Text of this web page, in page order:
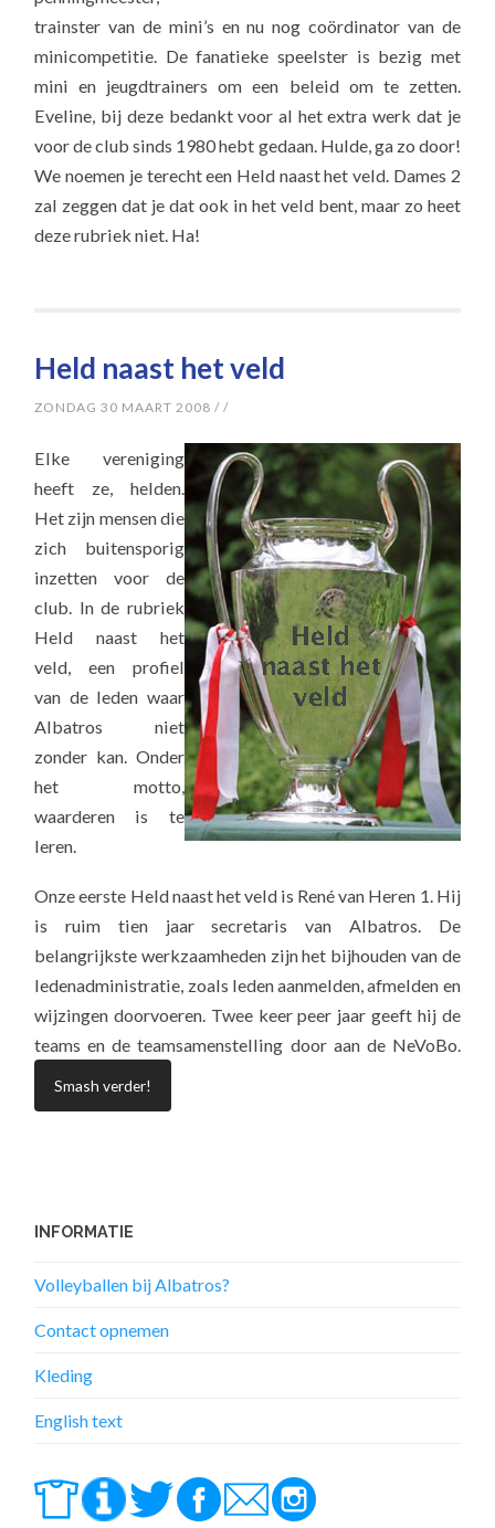
trainster van de mini’s en nu nog coördinator van de
minicompetitie. De fanatieke speelster is bezig met
mini en jeugdtrainers om een beleid om te zetten.
Eveline, bij deze bedankt voor al het extra werk dat je
voor de club sinds 1980 hebt gedaan. Hulde, ga zo door!
We noemen je terecht een Held naast het veld. Dames 2
zal zeggen dat je dat ook in het veld bent, maar zo heet
deze rubriek niet. Ha!
Held naast het veld
ZONDAG 30 MAART 2008 //
Elke vereniging
heeft ze, helden.
Het zijn mensen die
zich buitensporig
inzetten voor de
club. In de rubriek
Held naast het
veld, een profiel
van de leden waar
Albatros niet
zonder kan. Onder
het motto,
waarderen is te
leren.
Onze eerste Held naast het veld is René van Heren 1. Hij
is ruim tien jaar secretaris van Albatros. De
belangrijkste werkzaamheden zijn het bijhouden van de
ledenadministratie, zoals leden aanmelden, afmelden en
wijzingen doorvoeren. Twee keer peer jaar geeft hij de
teams en de teamsamenstelling door aan de NeVoBo.
Smash verder!
INFORMATIE
Volleyballen bij Albatros?
Contact opnemen
Kleding
English text